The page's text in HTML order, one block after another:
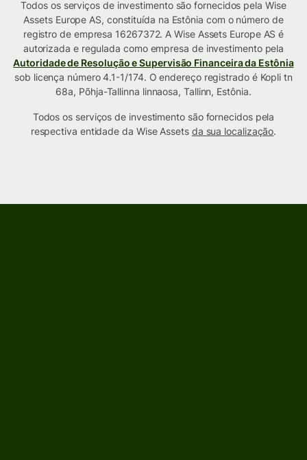
Todos os serviços de investimento são fornecidos pela Wise
Assets Europe AS, constituída na Estônia com o número de
registro de empresa 16267372. A Wise Assets Europe AS é
autorizada e regulada como empresa de investimento pela
Autoridade de Resolução e Supervisão Financeira da Estônia
sob licença número 4.1-1/174. O endereço registrado é Kopli tn
68a, Põhja-Tallinna linnaosa, Tallinn, Estônia.
Todos os serviços de investimento são fornecidos pela
respectiva entidade da Wise Assets da sua localização.